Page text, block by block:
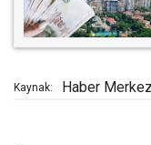
Kaynak: Haber